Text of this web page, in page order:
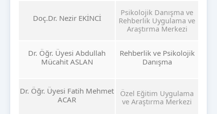
Doç.Dr. Nezir EKİNCİ
Psikolojik Danışma ve
Rehberlik Uygulama ve
Araştırma Merkezi
Dr. Öğr. Üyesi Abdullah
Mücahit ASLAN
Rehberlik ve Psikolojik
Danışma
Dr. Öğr. Üyesi Fatih Mehmet
ACAR
Özel Eğitim Uygulama
ve Araştırma Merkezi